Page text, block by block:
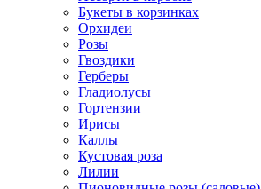
Букеты в корзинках
Орхидеи
Розы
Гвоздики
Герберы
Гладиолусы
Гортензии
Ирисы
Каллы
Кустовая роза
Лилии